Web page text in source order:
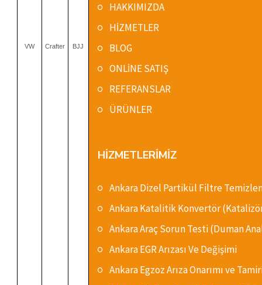
VW Crafter BJJ
HAKKIMIZDA
HİZMETLER
BLOG
ONLİNE SATIŞ
REFERANSLAR
ÜRÜNLER
HİZMETLERİMİZ
Ankara Dizel Partikül Filtre
Ankara Katalitik Konvertör
Ankara Araç Sorun Testi (Duman
Ankara EGR Arızası Ve Değişimi
Ankara Egzoz Arıza Onarımı ve